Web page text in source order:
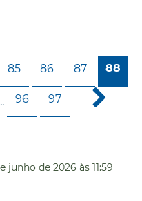
85 86 87 88
96 97
junho de 2026 às 11:59